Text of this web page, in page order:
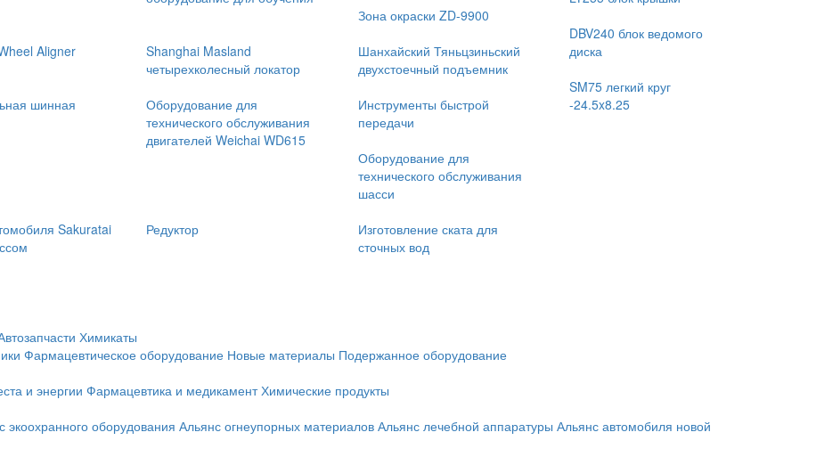
Зона окраски ZD-9900
Aligner
Shanghai Masland
четырехколесный локатор
Шанхайский Тяньцзиньский
двухстоечный подъемник
шинная
Оборудование для
технического обслуживания
двигателей Weichai WD615
Инструменты быстрой
передачи
Оборудование для
технического обслуживания
шасси
Sakuratai
Редуктор
Изготовление ската для
сточных вод
DBV240 блок ведомого
диска
SM75 легкий круг
-24.5x8.25
Химикаты
Фармацевтическое оборудование Новые материалы Подержанное оборудование
и энергии Фармацевтика и медикамент Химические продукты
экоохранного оборудования Альянс огнеупорных материалов Альянс лечебной аппаратуры Альянс автомобиля новой